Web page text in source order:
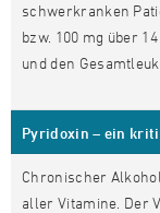
schwerkranken
bzw. 100 mg über
und den
Pyridoxin – ein
Chronischer
aller Vitamine. Der